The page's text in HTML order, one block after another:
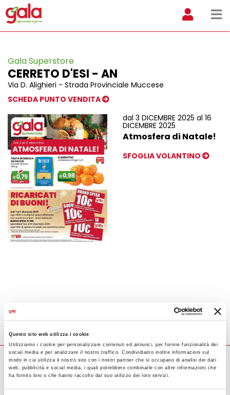
Questo sito web utilizza i cookie
Utilizziamo i cookie per personalizzare contenuti ed annunci, per fornire funzionalità dei
social media e per analizzare il nostro traffico. Condividiamo inoltre informazioni sul
modo in cui utilizza il nostro sito con i nostri partner che si occupano di analisi dei dati
web, pubblicità e social media, i quali potrebbero combinarle con altre informazioni che
ha fornito loro o che hanno raccolto dal suo utilizzo dei loro servizi.
Gala Superstore
CERRETO D'ESI - AN
Via D. Alighieri - Strada Provinciale Muccese
SCHEDA PUNTO VENDITA
dal 3 DICEMBRE 2025 al 16
DICEMBRE 2025
Atmosfera di Natale!
SFOGLIA VOLANTINO